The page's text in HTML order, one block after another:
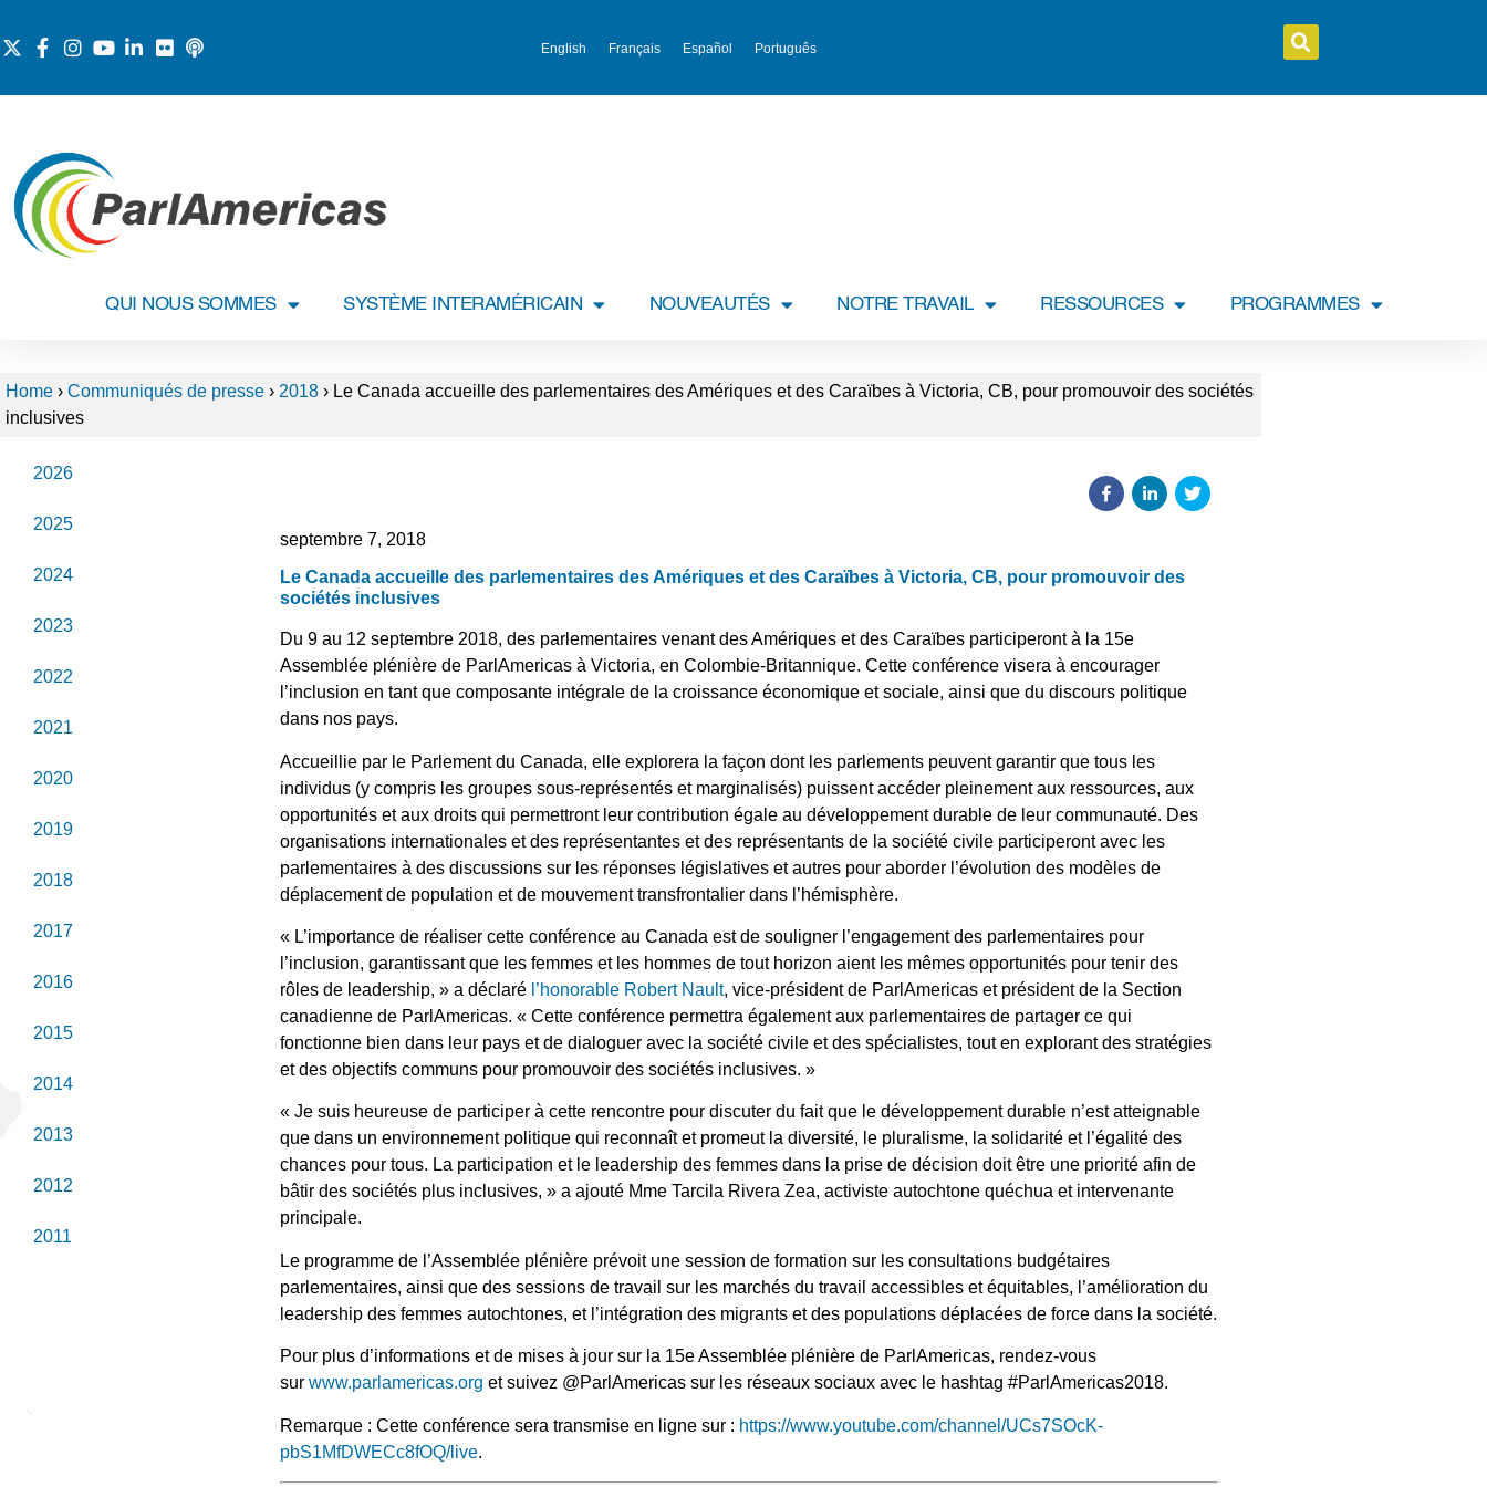
English Français Español Português
QUI NOUS SOMMES SYSTÈME INTERAMÉRICAIN NOUVEAUTÉS NOTRE TRAVAIL RESSOURCES PROGRAMMES
Home › Communiqués de presse › 2018 › Le Canada accueille des parlementaires des Amériques et des Caraïbes à Victoria, CB, pour promouvoir des sociétés
inclusives
2026
2025
2024
2023
2022
2021
2020
2019
2018
2017
2016
2015
2014
2013
2012
2011
septembre 7, 2018
Le Canada accueille des parlementaires des Amériques et des Caraïbes à Victoria, CB, pour promouvoir des
sociétés inclusives
Du 9 au 12 septembre 2018, des parlementaires venant des Amériques et des Caraïbes participeront à la 15e
Assemblée plénière de ParlAmericas à Victoria, en Colombie-Britannique. Cette conférence visera à encourager
l’inclusion en tant que composante intégrale de la croissance économique et sociale, ainsi que du discours politique
dans nos pays.
Accueillie par le Parlement du Canada, elle explorera la façon dont les parlements peuvent garantir que tous les
individus (y compris les groupes sous-représentés et marginalisés) puissent accéder pleinement aux ressources, aux
opportunités et aux droits qui permettront leur contribution égale au développement durable de leur communauté. Des
organisations internationales et des représentantes et des représentants de la société civile participeront avec les
parlementaires à des discussions sur les réponses législatives et autres pour aborder l’évolution des modèles de
déplacement de population et de mouvement transfrontalier dans l’hémisphère.
« L’importance de réaliser cette conférence au Canada est de souligner l’engagement des parlementaires pour
l’inclusion, garantissant que les femmes et les hommes de tout horizon aient les mêmes opportunités pour tenir des
rôles de leadership, » a déclaré l’honorable Robert Nault, vice-président de ParlAmericas et président de la Section
canadienne de ParlAmericas. « Cette conférence permettra également aux parlementaires de partager ce qui
fonctionne bien dans leur pays et de dialoguer avec la société civile et des spécialistes, tout en explorant des stratégies
et des objectifs communs pour promouvoir des sociétés inclusives. »
« Je suis heureuse de participer à cette rencontre pour discuter du fait que le développement durable n’est atteignable
que dans un environnement politique qui reconnaît et promeut la diversité, le pluralisme, la solidarité et l’égalité des
chances pour tous. La participation et le leadership des femmes dans la prise de décision doit être une priorité afin de
bâtir des sociétés plus inclusives, » a ajouté Mme Tarcila Rivera Zea, activiste autochtone quéchua et intervenante
principale.
Le programme de l’Assemblée plénière prévoit une session de formation sur les consultations budgétaires
parlementaires, ainsi que des sessions de travail sur les marchés du travail accessibles et équitables, l’amélioration du
leadership des femmes autochtones, et l’intégration des migrants et des populations déplacées de force dans la société.
Pour plus d’informations et de mises à jour sur la 15e Assemblée plénière de ParlAmericas, rendez-vous
surwww.parlamericas.org et suivez @ParlAmericas sur les réseaux sociaux avec le hashtag #ParlAmericas2018.
Remarque : Cette conférence sera transmise en ligne sur : https://www.youtube.com/channel/UCs7SOcK-
pbS1MfDWECc8fOQ/live.